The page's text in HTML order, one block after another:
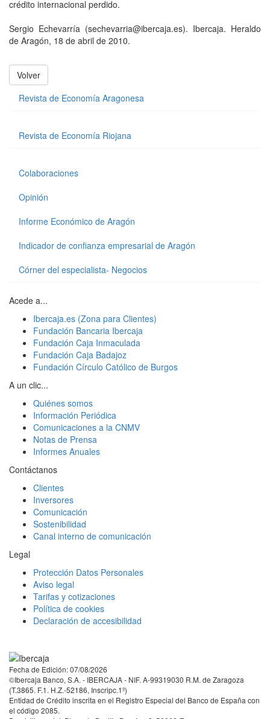
crédito internacional perdido.
Sergio Echevarría (sechevarria@ibercaja.es). Ibercaja. Heraldo
de Aragón, 18 de abril de 2010.
Volver
Revista de Economía Aragonesa
Revista de Economía Riojana
Colaboraciones
Opinión
Informe Económico de Aragón
Indicador de confianza empresarial de Aragón
Córner del especialista- Negocios
Acede a...
Ibercaja.es (Zona para Clientes)
Fundación Bancaria Ibercaja
Fundación Caja Inmaculada
Fundación Caja Badajoz
Fundación Círculo Católico de Burgos
A un clic...
Quiénes somos
Información Periódica
Comunicaciones a la CNMV
Notas de Prensa
Informes Anuales
Contáctanos
Clientes
Inversores
Comunicación
Sostenibilidad
Canal interno de comunicación
Legal
Protección Datos Personales
Aviso legal
Tarifas y cotizaciones
Política de cookies
Declaración de accesibilidad
Fecha de Edición: 07/08/2026
©Ibercaja Banco, S.A. - IBERCAJA - NIF. A-99319030 R.M. de Zaragoza
(T.3865. F.1. H.Z.-52186, Inscripc.1º)
Entidad de Crédito inscrita en el Registro Especial del Banco de España con
el código 2085.